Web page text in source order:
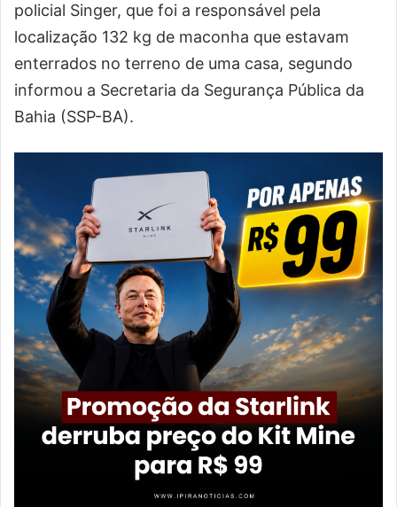
policial Singer, que foi a responsável pela
localização 132 kg de maconha que estavam
enterrados no terreno de uma casa, segundo
informou a Secretaria da Segurança Pública da
Bahia (SSP-BA).